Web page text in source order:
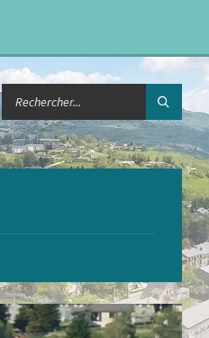
CHERCHER: